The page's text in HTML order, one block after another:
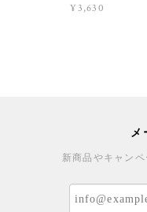
¥3,630
メ
新商品やキャン